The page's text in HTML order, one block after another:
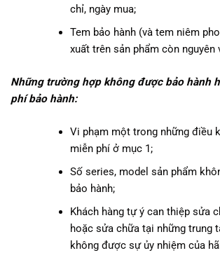
chỉ, ngày mua;
Tem bảo hành (và tem niêm
xuất trên sản phẩm còn nguyên
Những trường hợp không được bảo hành
phí bảo hành:
Vi phạm một trong những điều
miễn phí ở mục 1;
Số series, model sản phẩm
bảo hành;
Khách hàng tự ý can thiệp sửa
hoặc sửa chữa tại những trung
không được sự ủy nhiệm của